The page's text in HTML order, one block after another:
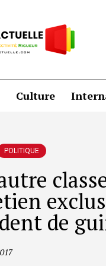
Culture
POLITIQUE
de